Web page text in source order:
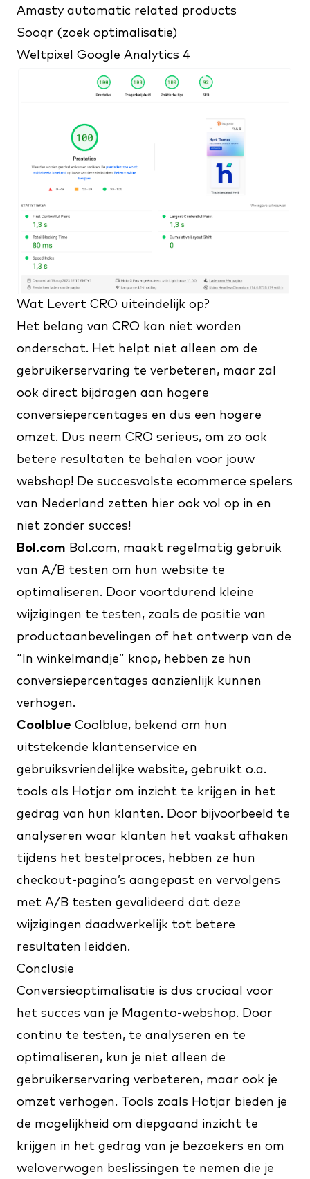
Amasty automatic related products
Sooqr (zoek optimalisatie)
Weltpixel Google Analytics 4
Wat Levert CRO uiteindelijk op?
Het belang van CRO kan niet worden
onderschat. Het helpt niet alleen om de
gebruikerservaring te verbeteren, maar zal
ook direct bijdragen aan hogere
conversiepercentages en dus een hogere
omzet. Dus neem CRO serieus, om zo ook
betere resultaten te behalen voor jouw
webshop! De succesvolste ecommerce spelers
van Nederland zetten hier ook vol op in en
niet zonder succes!
Bol.com Bol.com, maakt regelmatig gebruik
van A/B testen om hun website te
optimaliseren. Door voortdurend kleine
wijzigingen te testen, zoals de positie van
productaanbevelingen of het ontwerp van de
“In winkelmandje” knop, hebben ze hun
conversiepercentages aanzienlijk kunnen
verhogen.
Coolblue Coolblue, bekend om hun
uitstekende klantenservice en
gebruiksvriendelijke website, gebruikt o.a.
tools als Hotjar om inzicht te krijgen in het
gedrag van hun klanten. Door bijvoorbeeld te
analyseren waar klanten het vaakst afhaken
tijdens het bestelproces, hebben ze hun
checkout-pagina’s aangepast en vervolgens
met A/B testen gevalideerd dat deze
wijzigingen daadwerkelijk tot betere
resultaten leidden.
Conclusie
Conversieoptimalisatie is dus cruciaal voor
het succes van je Magento-webshop. Door
continu te testen, te analyseren en te
optimaliseren, kun je niet alleen de
gebruikerservaring verbeteren, maar ook je
omzet verhogen. Tools zoals Hotjar bieden je
de mogelijkheid om diepgaand inzicht te
krijgen in het gedrag van je bezoekers en om
weloverwogen beslissingen te nemen die je